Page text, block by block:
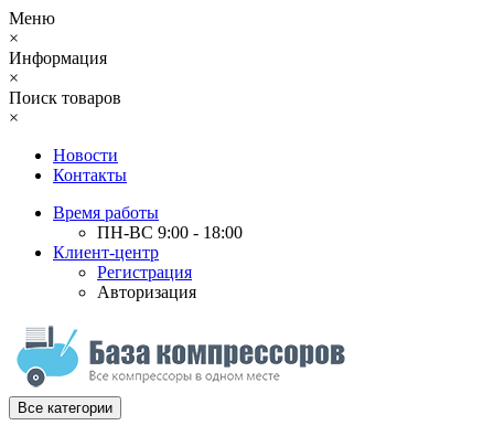
Меню
×
Информация
×
Поиск товаров
×
Новости
Контакты
Время работы
ПН-ВС 9:00 - 18:00
Клиент-центр
Регистрация
Авторизация
Все категории